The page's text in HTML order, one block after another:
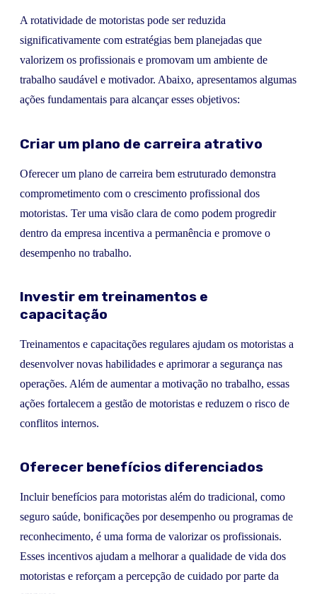
A rotatividade de motoristas pode ser reduzida
significativamente com estratégias bem planejadas que
valorizem os profissionais e promovam um ambiente de
trabalho saudável e motivador. Abaixo, apresentamos algumas
ações fundamentais para alcançar esses objetivos:
Criar um plano de carreira atrativo
Oferecer um plano de carreira bem estruturado demonstra
comprometimento com o crescimento profissional dos
motoristas. Ter uma visão clara de como podem progredir
dentro da empresa incentiva a permanência e promove o
desempenho no trabalho.
Investir em treinamentos e
capacitação
Treinamentos e capacitações regulares ajudam os motoristas a
desenvolver novas habilidades e aprimorar a segurança nas
operações. Além de aumentar a motivação no trabalho, essas
ações fortalecem a gestão de motoristas e reduzem o risco de
conflitos internos.
Oferecer benefícios diferenciados
Incluir benefícios para motoristas além do tradicional, como
seguro saúde, bonificações por desempenho ou programas de
reconhecimento, é uma forma de valorizar os profissionais.
Esses incentivos ajudam a melhorar a qualidade de vida dos
motoristas e reforçam a percepção de cuidado por parte da